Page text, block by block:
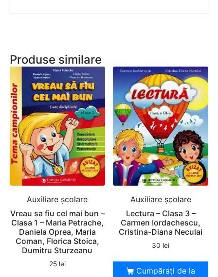
Produse similare
Auxiliare şcolare
Vreau sa fiu cel mai bun –
Clasa 1 – Maria Petrache,
Daniela Oprea, Maria
Coman, Florica Stoica,
Dumitru Sturzeanu
25 lei
Auxiliare şcolare
Lectura – Clasa 3 –
Carmen Iordachescu,
Cristina-Diana Neculai
30 lei
Cumpărați de la